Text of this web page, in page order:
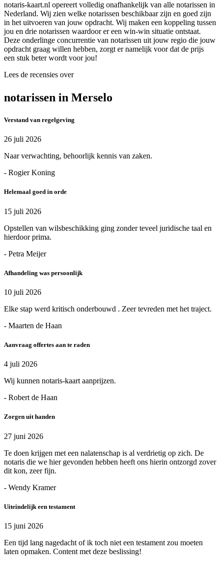
notaris-kaart.nl opereert volledig onafhankelijk van alle notarissen in
Nederland. Wij zien welke notarissen beschikbaar zijn en goed zijn
in het uitvoeren van jouw opdracht. Wij maken een koppeling tussen
jou en drie notarissen waardoor er een win-win situatie ontstaat.
Deze onderlinge concurrentie van notarissen uit jouw regio die jouw
opdracht graag willen hebben, zorgt er namelijk voor dat de prijs
een stuk beter wordt voor jou!
Lees de recensies over
notarissen in Merselo
Verstand van regelgeving
26 juli 2026
Naar verwachting, behoorlijk kennis van zaken.
- Rogier Koning
Helemaal goed in orde
15 juli 2026
Opstellen van wilsbeschikking ging zonder teveel juridische taal en
hierdoor prima.
- Petra Meijer
Afhandeling was persoonlijk
10 juli 2026
Elke stap werd kritisch onderbouwd . Zeer tevreden met het traject.
- Maarten de Haan
Aanvraag offertes aan te raden
4 juli 2026
Wij kunnen notaris-kaart aanprijzen.
- Robert de Haan
Zorgen uit handen
27 juni 2026
Te doen krijgen met een nalatenschap is al verdrietig op zich. De
notaris die we hier gevonden hebben heeft ons hierin ontzorgd zover
dit kon, zeer fijn.
- Wendy Kramer
Uiteindelijk een testament
15 juni 2026
Een tijd lang nagedacht of ik toch niet een testament zou moeten
laten opmaken. Content met deze beslissing!